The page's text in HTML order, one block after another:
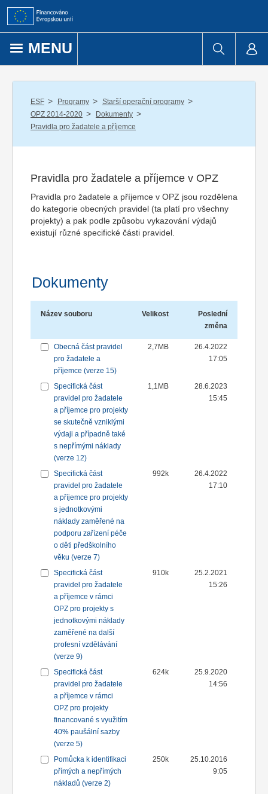
Přejít k obsahu
MENU
ESF / Programy / Starší operační programy /
OPZ 2014-2020 / Dokumenty /
Pravidla pro žadatele a příjemce
Pravidla pro žadatele a příjemce v OPZ
Pravidla pro žadatele a příjemce v OPZ jsou rozdělena
do kategorie obecných pravidel (ta platí pro všechny
projekty) a pak podle způsobu vykazování výdajů
existují různé specifické části pravidel.
Dokumenty
Název souboru Velikost
Poslední
změna
Obecná část pravidel
pro žadatele a
příjemce (verze 15)
2,7MB
26.4.2022
17:05
Specifická část
pravidel pro žadatele
a příjemce pro projekty
se skutečně vzniklými
výdaji a případně také
s nepřímými náklady
(verze 12)
1,1MB
28.6.2023
15:45
Specifická část
pravidel pro žadatele
a příjemce pro projekty
s jednotkovými
náklady zaměřené na
podporu zařízení péče
o děti předškolního
věku (verze 7)
992k
26.4.2022
17:10
Specifická část
pravidel pro žadatele
a příjemce v rámci
OPZ pro projekty s
jednotkovými náklady
zaměřené na další
profesní vzdělávání
(verze 9)
910k
25.2.2021
15:26
Specifická část
pravidel pro žadatele
a příjemce v rámci
OPZ pro projekty
financované s využitím
40% paušální sazby
(verze 5)
624k
25.9.2020
14:56
Pomůcka k identifikaci
přímých a nepřímých
nákladů (verze 2)
250k
25.10.2016
9:05